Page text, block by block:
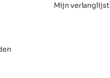
Mijn verlanglijst